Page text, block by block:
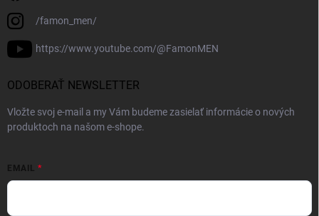
/famon_men/
https://www.youtube.com/@FamonMEN
ODOBERAŤ NEWSLETTER
Vložte svoj e-mail a my Vám budeme zasielať informácie o nových
produktoch na našom e-shope.
EMAIL